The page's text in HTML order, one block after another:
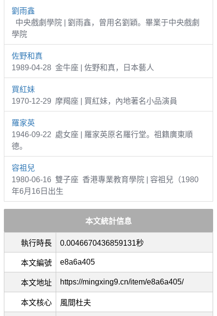
劉雨鑫
中央戲劇學院 | 劉雨鑫，曾用名劉穎。畢業于中央戲劇
學院
佐野和真
1989-04-28 金牛座 | 佐野和真，日本藝人
買紅妹
1970-12-29 摩羯座 | 買紅妹，內地著名小品演員
羅家英
1946-09-22 處女座 | 羅家英原名羅行堂。祖籍廣東順
德。
容祖兒
1980-06-16 雙子座 香港專業教育學院 | 容祖兒（1980
年6月16日出生
本文統計信息
執行時長 0.0046670436859131秒
本文編號 e8a6a405
本文地址 https://mingxing9.cn/item/e8a6a405/
本文核心 風間杜夫